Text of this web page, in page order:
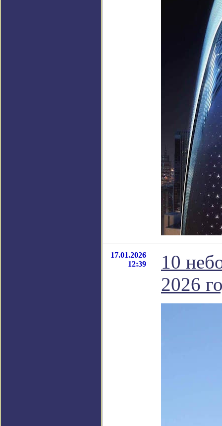
17.01.2026
12:39
10
2026